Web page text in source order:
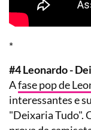
*
#4 Leonardo -
Afase pop de
interessantes e
"Deixaria Tudo".